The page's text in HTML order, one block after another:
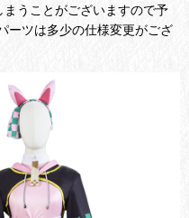
うことがございますので予
ーツは多少の仕様変更がござ